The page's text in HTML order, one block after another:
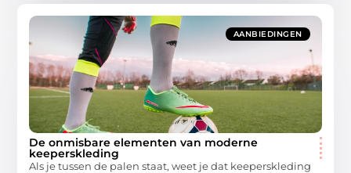
AANBIEDINGEN
De onmisbare elementen van moderne
keeperskleding
Als je tussen de palen staat, weet je dat keeperskleding